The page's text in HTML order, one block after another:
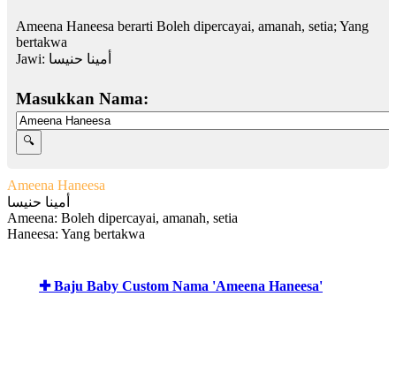
Ameena Haneesa berarti Boleh dipercayai, amanah, setia; Yang
bertakwa
Jawi: أمينا حنيسا
Masukkan Nama:
Ameena Haneesa
أمينا حنيسا
Ameena: Boleh dipercayai, amanah, setia
Haneesa: Yang bertakwa
✚ Baju Baby Custom Nama 'Ameena Haneesa'